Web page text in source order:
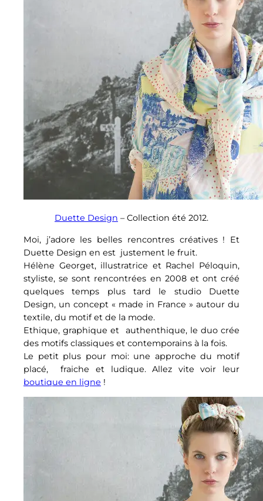
Duette Design – Collection été 2012.
Moi, j’adore les belles rencontres créatives ! Et
Duette Design en est justement le fruit.
Hélène Georget, illustratrice et Rachel Péloquin,
styliste, se sont rencontrées en 2008 et ont créé
quelques temps plus tard le studio Duette
Design, un concept « made in France » autour du
textile, du motif et de la mode.
Ethique, graphique et authenthique, le duo crée
des motifs classiques et contemporains à la fois.
Le petit plus pour moi: une approche du motif
placé, fraiche et ludique. Allez vite voir leur
boutique en ligne !